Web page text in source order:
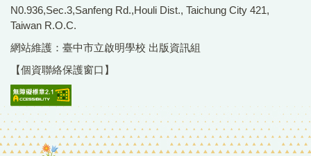
N0.936,Sec.3,Sanfeng Rd.,Houli Dist., Taichung City 421,
Taiwan R.O.C.
網站維護：臺中市立啟明學校 出版資訊組
【個資聯絡保護窗口】